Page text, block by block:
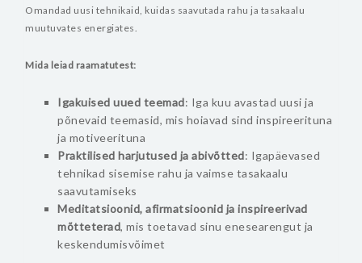
Omandad uusi tehnikaid, kuidas saavutada rahu ja tasakaalu
muutuvates energiates.
Mida leiad raamatutest:
Igakuised uued teemad: Iga kuu avastad uusi ja
põnevaid teemasid, mis hoiavad sind inspireerituna
ja motiveerituna
Praktilised harjutused ja abivõtted: Igapäevased
tehnikad sisemise rahu ja vaimse tasakaalu
saavutamiseks
Meditatsioonid, afirmatsioonid ja inspireerivad
mõtteterad, mis toetavad sinu enesearengut ja
keskendumisvõimet